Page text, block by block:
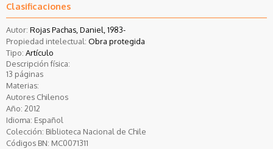
Clasificaciones
Autor: Rojas Pachas, Daniel, 1983-
Propiedad intelectual: Obra protegida
Tipo: Artículo
Descripción física:
13 páginas
Materias:
Autores Chilenos
Año: 2012
Idioma: Español
Colección: Biblioteca Nacional de Chile
Códigos BN: MC0071311